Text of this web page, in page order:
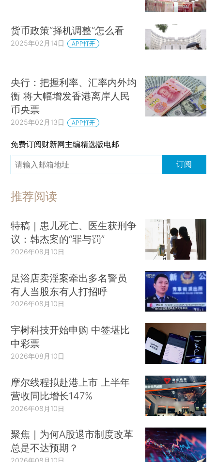
货币政策“择机调整”怎么看
2025年02月14日 APP打开
央行：把握利率、汇率内外均
衡 将大幅增发香港离岸人民
币央票
2025年02月13日 APP打开
免费订阅财新网主编精选版电邮
订阅
推荐阅读
特稿｜患儿死亡、医生获刑争
议：韩杰案的“罪与罚”
2026年08月10日
足浴店卖淫案牵出多名警员
有人当股东有人打招呼
2026年08月10日
宇树科技开始申购 中签堪比
中彩票
2026年08月10日
摩尔线程拟赴港上市 上半年
营收同比增长147%
2026年08月10日
聚焦｜为何A股退市制度改革
总是不达预期？
2026年08月10日